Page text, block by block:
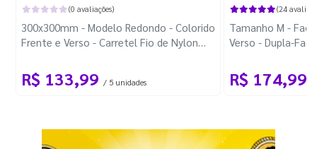
(0 avaliações)
300x300mm - Modelo Redondo - Colorido
Frente e Verso - Carretel Fio de Nylon
R$ 133,99 / 5 unidades
(24
Tamanho M -
Verso - Dupla-
R$ 174,99